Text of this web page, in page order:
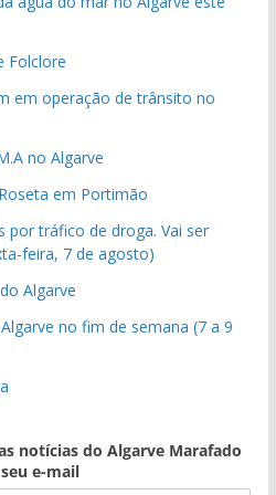
Folclore
em operação de trânsito no
no Algarve
em Portimão
por tráfico de droga. Vai ser
feira, 7 de agosto)
Algarve
no fim de semana (7 a 9
notícias do Algarve Marafado
e-mail